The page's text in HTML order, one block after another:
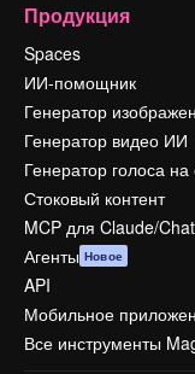
Продукция
Spaces
ИИ-помощник
Генератор
Генератор видео ИИ
Генератор голоса
Стоковый контент
MCP для Claude/
Агенты Новое
API
Мобильное
Все инструменты